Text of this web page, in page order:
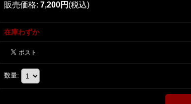
販売価格: 7,200円 (税込)
在庫わずか
数量: